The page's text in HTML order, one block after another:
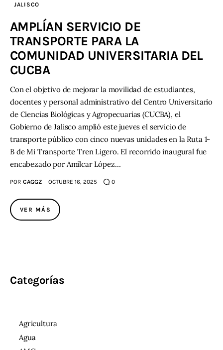
JALISCO
AMPLÍAN SERVICIO DE
TRANSPORTE PARA LA
COMUNIDAD UNIVERSITARIA DEL
CUCBA
Con el objetivo de mejorar la movilidad de estudiantes,
docentes y personal administrativo del Centro Universitario
de Ciencias Biológicas y Agropecuarias (CUCBA), el
Gobierno de Jalisco amplió este jueves el servicio de
transporte público con cinco nuevas unidades en la Ruta 1-
B de Mi Transporte Tren Ligero. El recorrido inaugural fue
encabezado por Amilcar López…
POR CAGGZ OCTUBRE 16, 2025 0
VER MÁS
Categorías
Agricultura
Agua